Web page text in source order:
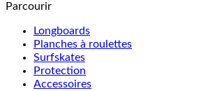
Parcourir
Longboards
Planches à roulettes
Surfskates
Protection
Accessoires